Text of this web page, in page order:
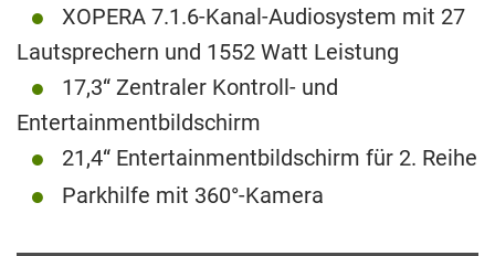
XOPERA 7.1.6-Kanal-Audiosystem mit 27
Lautsprechern und 1552 Watt Leistung
17,3“ Zentraler Kontroll- und
Entertainmentbildschirm
21,4“ Entertainmentbildschirm für 2. Reihe
Parkhilfe mit 360°-Kamera